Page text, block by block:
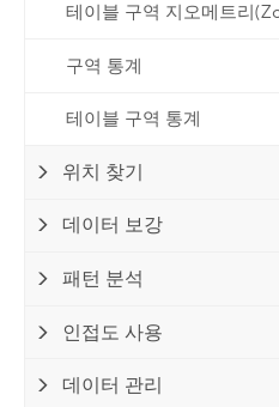
테이블 구역 지오메트리
구역 통계
테이블 구역 통계
위치 찾기
데이터 보강
패턴 분석
인접도 사용
데이터 관리